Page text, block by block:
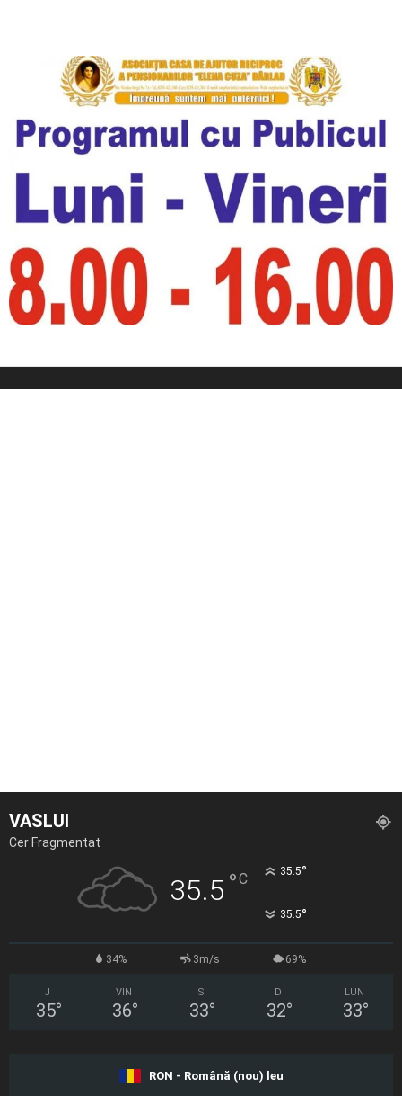
VASLUI
Cer Fragmentat
35.5 °C 35.5°
35.5°
34% 3m/s 69%
J
35°
VIN
36°
S
33°
D
32°
LUN
33°
RON - Română (nou) leu